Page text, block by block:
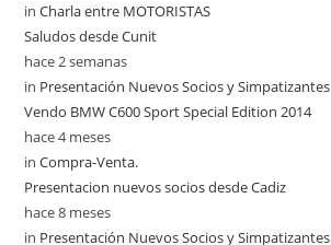
inCharla entre MOTORISTAS
Saludos desde Cunit
hace 2 semanas
in Presentación Nuevos Socios y Simpatizantes
Vendo BMW C600 Sport Special Edition 2014
hace 4 meses
inCompra-Venta.
Presentacion nuevos socios desde Cadiz
hace 8 meses
in Presentación Nuevos Socios y Simpatizantes